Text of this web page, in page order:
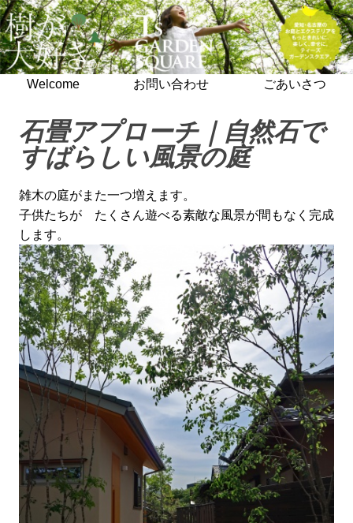
Welcome お問い合わせ ごあいさつ
石畳アプローチ｜自然石で
すばらしい風景の庭
雑木の庭がまた一つ増えます。
子供たちが たくさん遊べる素敵な風景が間もなく完成
します。